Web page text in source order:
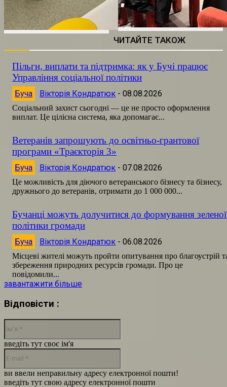
ЧИТАЙТЕ ТАКОЖ
Пільги, виплати та підтримка: як у Бучі працює
Управління соціальної політики
Буча Вікторія Кондратюк - 08.08.2026
Соціальний захист сьогодні — це не просто оформлення
виплат. Це цілісна система, яка допомагає...
Ветеранів запрошують до освітньо-грантової
програми «Траєкторія 3»
Буча Вікторія Кондратюк - 07.08.2026
Це можливість для діючого ветеранського бізнесу та бізнесу,
дружнього до ветеранів, отримати до 1 000 000...
Бучанці можуть долучитися до формування зеленої
політики громади
Буча Вікторія Кондратюк - 06.08.2026
Місцеві жителі можуть пройти опитування про благоустрій
збереження природних ресурсів громади. Про це
повідомили...
завантажити більше
Відповісти :
введіть тут своє ім'я
ви ввели неправильну адресу електронної пошти!
введіть тут свою адресу електронної пошти